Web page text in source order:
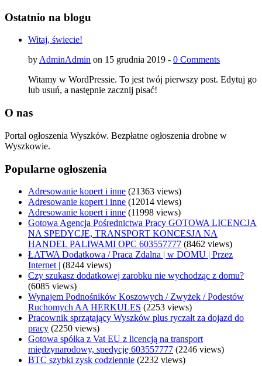
Ostatnio na blogu
Witaj, świecie!
by AdminAdmin on 15 grudnia 2019 - 0 Comments
Witamy w WordPressie. To jest twój pierwszy post. Edytuj go
lub usuń, a następnie zacznij pisać!
O nas
Portal ogłoszenia Wyszków. Bezpłatne ogłoszenia drobne w
Wyszkowie.
Popularne ogłoszenia
Adresowanie kopert i inne (21363 views)
Adresowanie kopert i inne (12014 views)
Adresowanie kopert i inne (11998 views)
Gotowa Agencja Pośrednictwa Pracy GOTOWA LICENCJA
NA SPEDYCJE, TRANSPORT KONCESJA NA
HANDEL PALIWAMI OPC 603557777 (8462 views)
ŁATWA Dodatkowa / Praca Zdalna | w DOMU | Przez
Internet | (8244 views)
Czy szukasz dodatkowej zarobku nie wychodząc z domu?
(6085 views)
Wynajem Podnośników Koszowych / Zwyżek / Podestów
Ruchomych AA HERKULES (2253 views)
Pracownik sprzątający Wyszków plus ryczałt za dojazd do
pracy (2250 views)
Gotowa spółka z Vat EU z licencją na transport
międzynarodowy, spedycję 603557777 (2246 views)
BTC szybki zysk codziennie (2232 views)